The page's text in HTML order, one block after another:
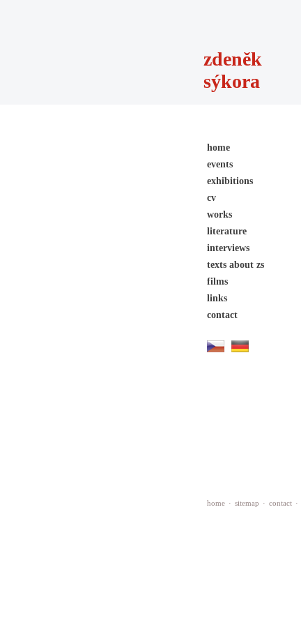
zdeněk
sýkora
home
events
exhibitions
cv
works
literature
interviews
texts about zs
films
links
contact
home · sitemap · contact ·